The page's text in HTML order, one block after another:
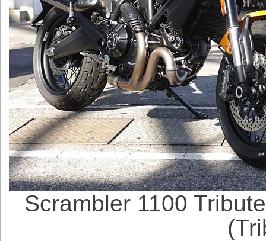
Scrambler 1100